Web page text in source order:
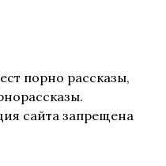
порно рассказы,
сайта запрещена